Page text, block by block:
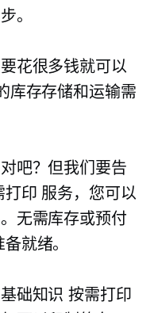
。
花很多钱就可以
库存存储和运输需
吧？但我们要告
打印 服务，您可以
无需库存或预付
就绪。
基础知识按需打印